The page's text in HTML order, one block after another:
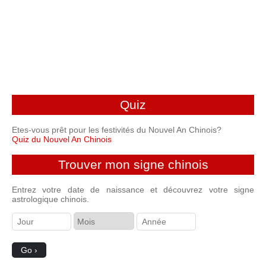
Quiz
Etes-vous prêt pour les festivités du Nouvel An Chinois?
Quiz du Nouvel An Chinois
Trouver mon signe chinois
Entrez votre date de naissance et découvrez votre signe
astrologique chinois.